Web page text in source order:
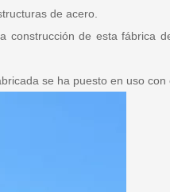
de acero.
construcción de esta fábrica
se ha puesto en uso con